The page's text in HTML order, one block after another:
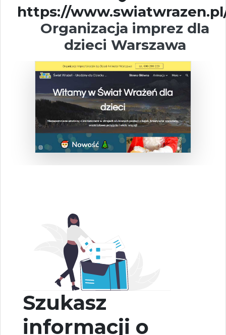
https://
Organizacja imprez dla
dzieci Warszawa
Szukasz
informacji o